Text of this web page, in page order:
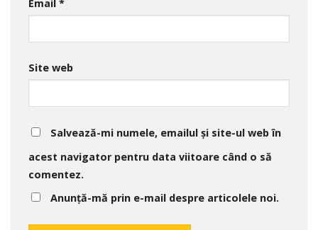
Email *
Site web
Salvează-mi numele, emailul și site-ul web în
acest navigator pentru data viitoare când o să
comentez.
Anunță-mă prin e-mail despre articolele noi.